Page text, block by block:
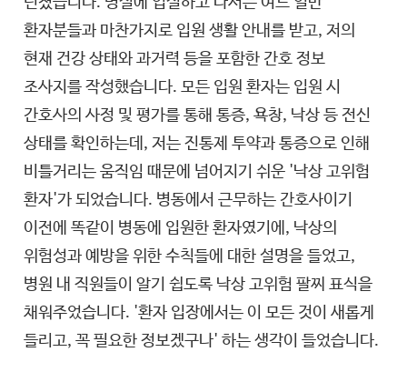
환자분들과 마찬가지로 입원 생활 안내를 받고, 저의
현재 건강 상태와 과거력 등을 포함한 간호 정보
조사지를 작성했습니다. 모든 입원 환자는 입원 시
간호사의 사정 및 평가를 통해 통증, 욕창, 낙상 등 전신
상태를 확인하는데, 저는 진통제 투약과 통증으로 인해
비틀거리는 움직임 때문에 넘어지기 쉬운 '낙상 고위험
환자'가 되었습니다. 병동에서 근무하는 간호사이기
이전에 똑같이 병동에 입원한 환자였기에, 낙상의
위험성과 예방을 위한 수칙들에 대한 설명을 들었고,
병원 내 직원들이 알기 쉽도록 낙상 고위험 팔찌 표식을
채워주었습니다. '환자 입장에서는 이 모든 것이 새롭게
들리고, 꼭 필요한 정보겠구나' 하는 생각이 들었습니다.